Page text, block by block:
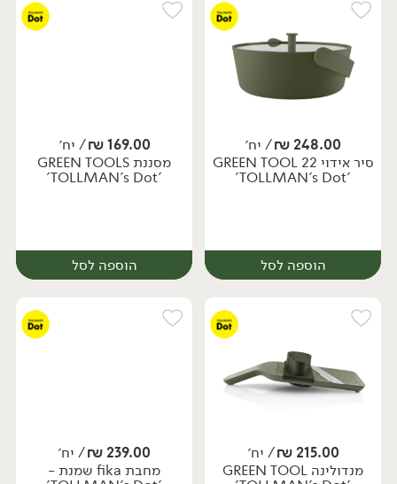
יח׳ יח׳
248.00
₪/ יח׳
סיר אידוי GREEN TOOL 22
'TOLLMAN's Dot'
הוספה לסל
יח׳
169.00
₪/ יח׳
מסננת GREEN TOOLS
'TOLLMAN's Dot'
הוספה לסל
יח׳
215.00
₪/ יח׳
מנדולינה GREEN TOOL
239.00
₪/ יח׳
מחבת fika שמנת -